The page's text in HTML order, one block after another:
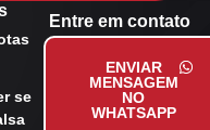
se
Entre em contato
ENVIAR
MENSAGEM
NO
WHATSAPP